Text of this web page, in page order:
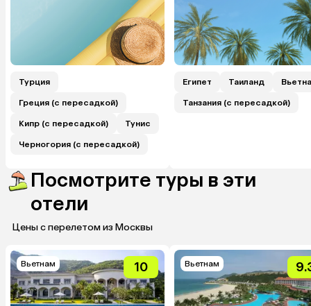
Турция
Греция (с пересадкой)
Кипр (с пересадкой) Тунис
Черногория (с пересадкой)
Египет Таиланд
Танзания (с пересадкой)
Посмотрите туры в эти
отели
Цены с перелетом из Москвы
Вьетнам 10 Вьетнам